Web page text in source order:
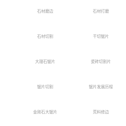
石材磨边 石材打磨
石材切割 干切锯片
大理石锯片 瓷砖切割片
锯片切割 锯片发展历程
金刚石大锯片 荒料修边